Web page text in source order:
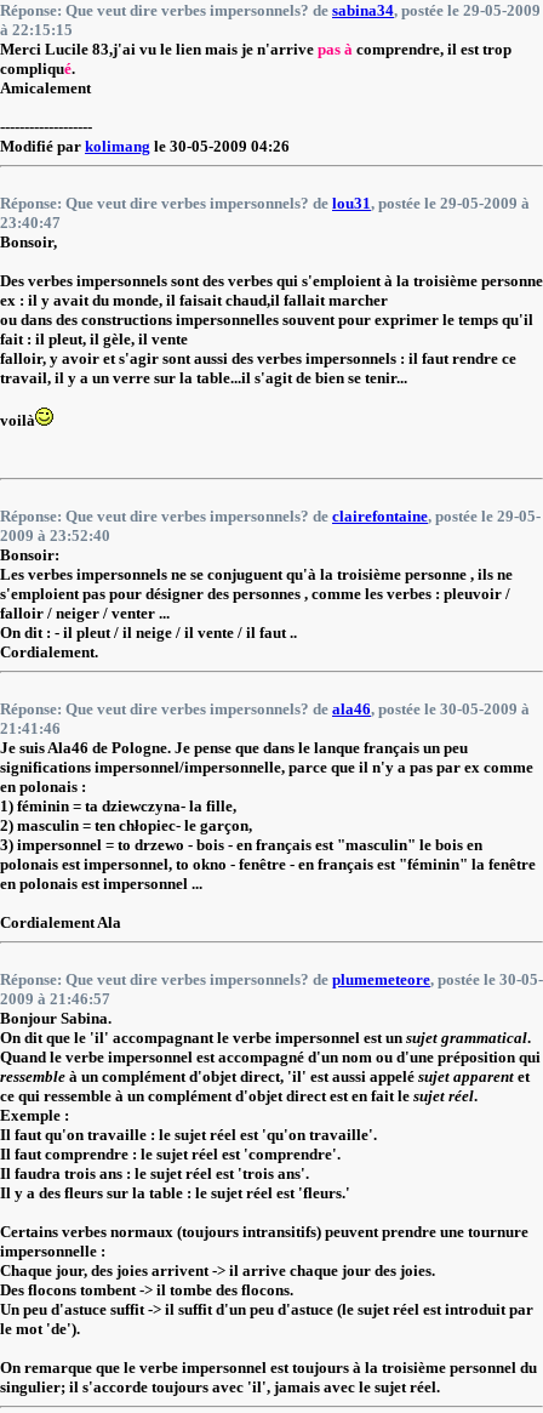
Réponse: Que veut dire verbes impersonnels? de sabina34, postée le 29-05-2009
à 22:15:15
Merci Lucile 83,j'ai vu le lien mais je n'arrive pas à comprendre, il est trop
compliqué.
Amicalement
-------------------
Modifié par kolimang le 30-05-2009 04:26
Réponse: Que veut dire verbes impersonnels? de lou31, postée le 29-05-2009 à
23:40:47
Bonsoir,
Des verbes impersonnels sont des verbes qui s'emploient à la troisième personne
ex : il y avait du monde, il faisait chaud,il fallait marcher
ou dans des constructions impersonnelles souvent pour exprimer le temps qu'il
fait : il pleut, il gèle, il vente
falloir, y avoir et s'agir sont aussi des verbes impersonnels : il faut rendre ce
travail, il y a un verre sur la table...il s'agit de bien se tenir...
voilà
Réponse: Que veut dire verbes impersonnels? de clairefontaine, postée le 29-05-
2009 à 23:52:40
Bonsoir:
Les verbes impersonnels ne se conjuguent qu'à la troisième personne , ils ne
s'emploient pas pour désigner des personnes , comme les verbes : pleuvoir /
falloir / neiger / venter ...
On dit : - il pleut / il neige / il vente / il faut ..
Cordialement.
Réponse: Que veut dire verbes impersonnels? de ala46, postée le 30-05-2009 à
21:41:46
Je suis Ala46 de Pologne. Je pense que dans le lanque français un peu
significations impersonnel/impersonnelle, parce que il n'y a pas par ex comme
en polonais :
1) féminin = ta dziewczyna- la fille,
2) masculin = ten chłopiec- le garçon,
3) impersonnel = to drzewo - bois - en français est "masculin" le bois en
polonais est impersonnel, to okno - fenêtre - en français est "féminin" la fenêtre
en polonais est impersonnel ...
Cordialement Ala
Réponse: Que veut dire verbes impersonnels? de plumemeteore, postée le 30-05-
2009 à 21:46:57
Bonjour Sabina.
On dit que le 'il' accompagnant le verbe impersonnel est un sujet grammatical.
Quand le verbe impersonnel est accompagné d'un nom ou d'une préposition qui
ressemble à un complément d'objet direct, 'il' est aussi appelé sujet apparent et
ce qui ressemble à un complément d'objet direct est en fait le sujet réel.
Exemple :
Il faut qu'on travaille : le sujet réel est 'qu'on travaille'.
Il faut comprendre : le sujet réel est 'comprendre'.
Il faudra trois ans : le sujet réel est 'trois ans'.
Il y a des fleurs sur la table : le sujet réel est 'fleurs.'
Certains verbes normaux (toujours intransitifs) peuvent prendre une tournure
impersonnelle :
Chaque jour, des joies arrivent -> il arrive chaque jour des joies.
Des flocons tombent -> il tombe des flocons.
Un peu d'astuce suffit -> il suffit d'un peu d'astuce (le sujet réel est introduit par
le mot 'de').
On remarque que le verbe impersonnel est toujours à la troisième personnel du
singulier; il s'accorde toujours avec 'il', jamais avec le sujet réel.